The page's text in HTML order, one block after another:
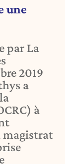
une
par La
2019
a
à
magistrat